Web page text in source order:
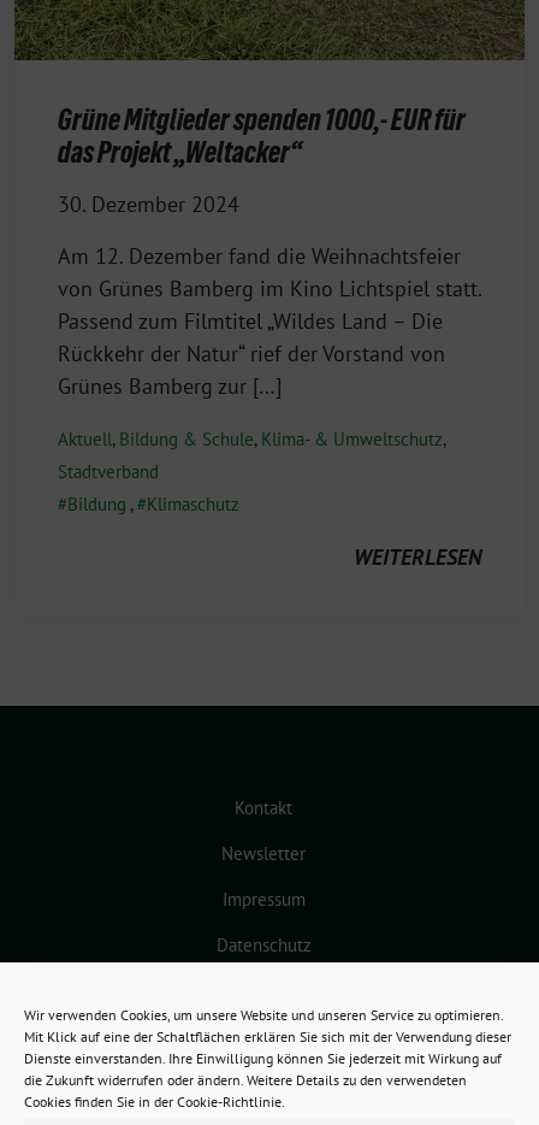
Wir verwenden Cookies, um unsere Website und unseren Service zu optimieren.
Mit Klick auf eine der Schaltflächen erklären Sie sich mit der Verwendung dieser
Dienste einverstanden. Ihre Einwilligung können Sie jederzeit mit Wirkung auf
die Zukunft widerrufen oder ändern. Weitere Details zu den verwendeten
Cookies finden Sie in der Cookie-Richtlinie.
Grüne Mitglieder spenden 1000,- EUR für
das Projekt „Weltacker“
30. Dezember 2024
Am 12. Dezember fand die Weihnachtsfeier
von Grünes Bamberg im Kino Lichtspiel statt.
Passend zum Filmtitel „Wildes Land – Die
Rückkehr der Natur“ rief der Vorstand von
Grünes Bamberg zur […]
Aktuell, Bildung & Schule, Klima- & Umweltschutz,
Stadtverband
Bildung , Klimaschutz
WEITERLESEN
Kontakt
Newsletter
Impressum
Datenschutz